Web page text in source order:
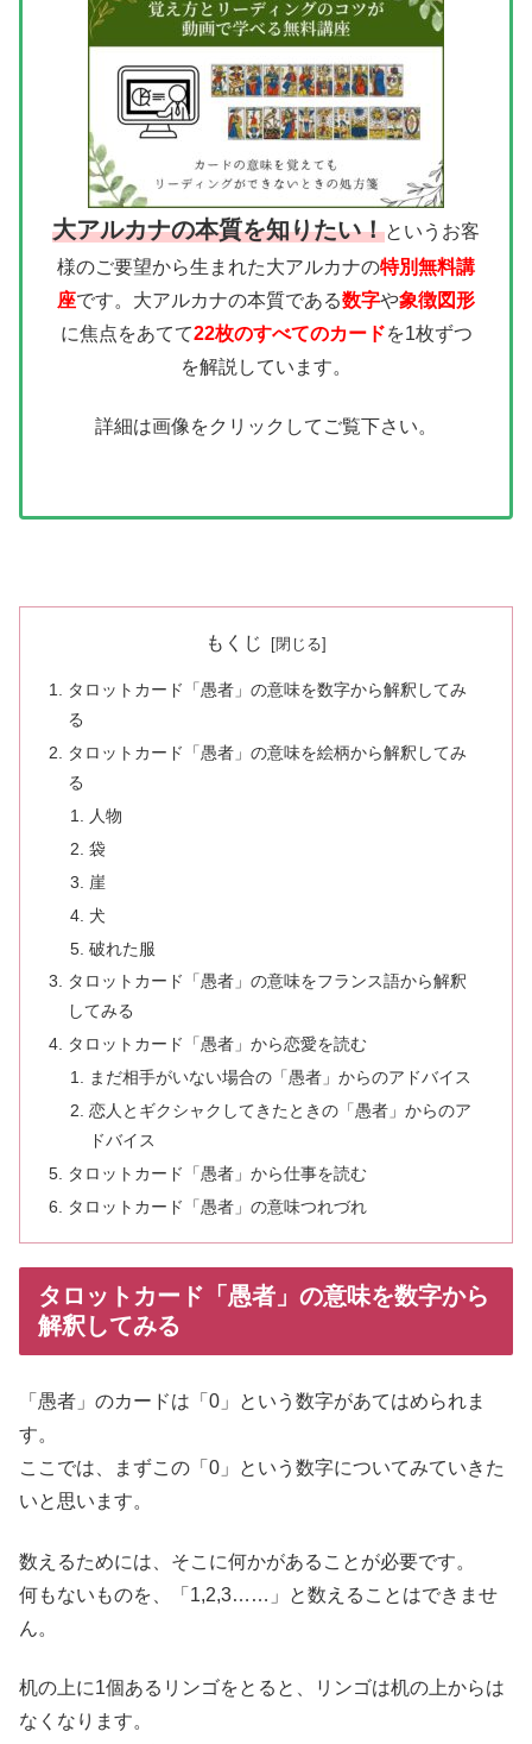
大アルカナの本質を知りたい！というお客
様のご要望から生まれた大アルカナの特別無料講
座です。大アルカナの本質である数字や象徴図形
に焦点をあてて22枚のすべてのカードを1枚ずつ
を解説しています。
詳細は画像をクリックしてご覧下さい。
もくじ
タロットカード「愚者」の意味を数字から解釈してみ
る
タロットカード「愚者」の意味を絵柄から解釈してみ
る
人物
袋
崖
犬
破れた服
タロットカード「愚者」の意味をフランス語から解釈
してみる
タロットカード「愚者」から恋愛を読む
まだ相手がいない場合の「愚者」からのアドバイス
恋人とギクシャクしてきたときの「愚者」からのア
ドバイス
タロットカード「愚者」から仕事を読む
タロットカード「愚者」の意味つれづれ
タロットカード「愚者」の意味を数字から
解釈してみる
「愚者」のカードは「0」という数字があてはめられま
す。
ここでは、まずこの「0」という数字についてみていきた
いと思います。
数えるためには、そこに何かがあることが必要です。
何もないものを、「1,2,3……」と数えることはできませ
ん。
机の上に1個あるリンゴをとると、リンゴは机の上からは
なくなります。